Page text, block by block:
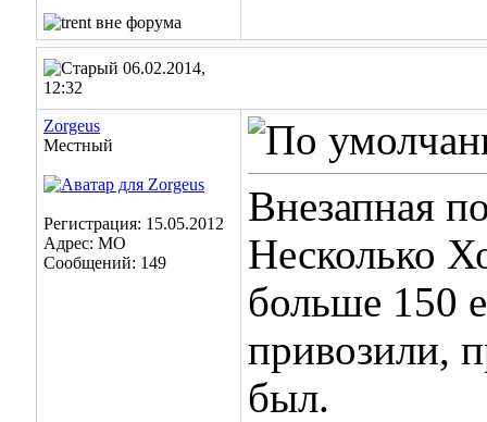
06.02.2014,
12:32
Zorgeus
Местный
Регистрация: 15.05.2012
Адрес: МО
Сообщений: 149
Внезапная
Несколько
больше 150
привозили,
был.